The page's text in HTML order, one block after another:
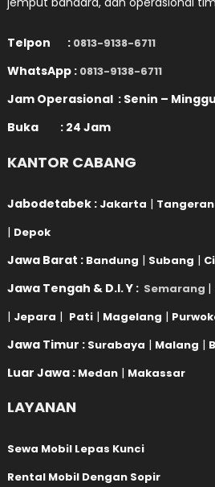
Telpon : 0813-9138-6711
WhatsApp : 0813-9138-6711
Jam Operasional : Senin – Minggu
Buka : 24 Jam
KANTOR CABANG
Jabodetabek : Jakarta |
| Depok
Jawa Barat : Bandung | Subang |
Jawa Tengah & D.I. Y : Semarang |
| Jepara | Pati | Magelang |
Jawa Timur : Surabaya | Malang |
Luar Jawa : Medan | Makassar
LAYANAN
Sewa Mobil Lepas Kunci
Rental Mobil Dengan Sopir